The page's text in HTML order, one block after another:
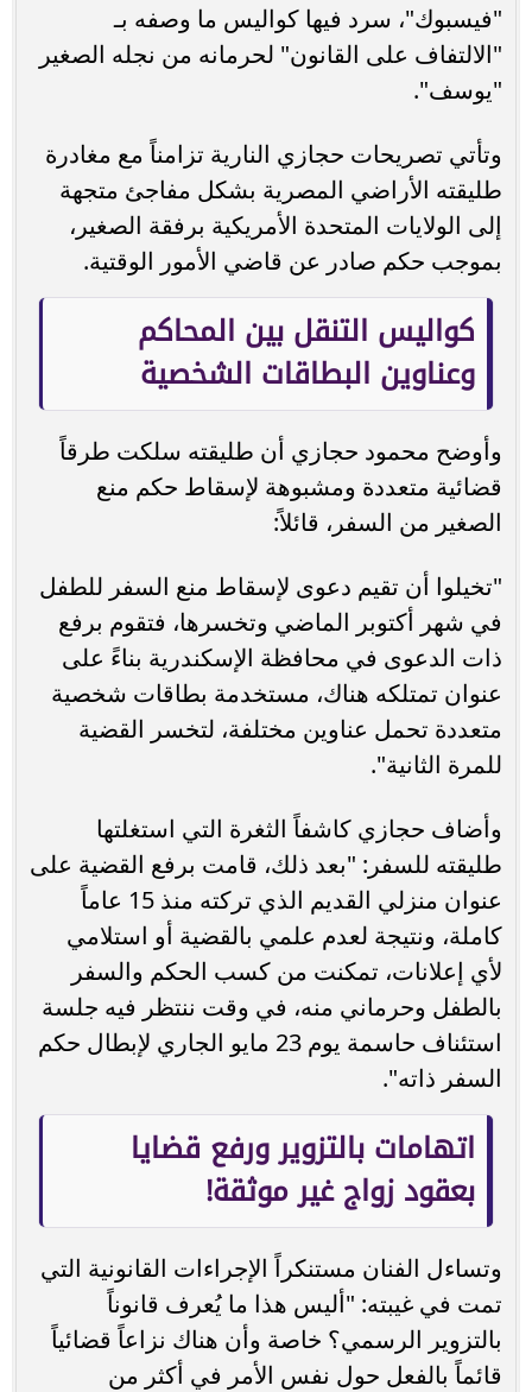
"فيسبوك"، سرد فيها كواليس ما وصفه بـ
"الالتفاف على القانون" لحرمانه من نجله الصغير
"يوسف".
وتأتي تصريحات حجازي النارية تزامناً مع مغادرة
طليقته الأراضي المصرية بشكل مفاجئ متجهة
إلى الولايات المتحدة الأمريكية برفقة الصغير،
بموجب حكم صادر عن قاضي الأمور الوقتية.
كواليس التنقل بين المحاكم
وعناوين البطاقات الشخصية
وأوضح محمود حجازي أن طليقته سلكت طرقاً
قضائية متعددة ومشبوهة لإسقاط حكم منع
الصغير من السفر، قائلاً:
"تخيلوا أن تقيم دعوى لإسقاط منع السفر للطفل
في شهر أكتوبر الماضي وتخسرها، فتقوم برفع
ذات الدعوى في محافظة الإسكندرية بناءً على
عنوان تمتلكه هناك، مستخدمة بطاقات شخصية
متعددة تحمل عناوين مختلفة، لتخسر القضية
للمرة الثانية".
وأضاف حجازي كاشفاً الثغرة التي استغلتها
طليقته للسفر: "بعد ذلك، قامت برفع القضية على
عنوان منزلي القديم الذي تركته منذ 15 عاماً
كاملة، ونتيجة لعدم علمي بالقضية أو استلامي
لأي إعلانات، تمكنت من كسب الحكم والسفر
بالطفل وحرماني منه، في وقت ننتظر فيه جلسة
استئناف حاسمة يوم 23 مايو الجاري لإبطال حكم
السفر ذاته".
اتهامات بالتزوير ورفع قضايا
بعقود زواج غير موثقة!
وتساءل الفنان مستنكراً الإجراءات القانونية التي
تمت في غيبته: "أليس هذا ما يُعرف قانوناً
بالتزوير الرسمي؟ خاصة وأن هناك نزاعاً قضائياً
قائماً بالفعل حول نفس الأمر في أكثر من